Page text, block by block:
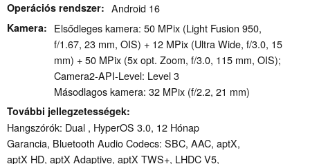
Operációs rendszer Android 16
Kamera
Elsődleges kamera: 50 MPix (Light Fusion 950,
f/1.67, 23 mm, OIS) + 12 MPix (Ultra Wide, f/3.0, 15
mm) + 50 MPix (5x opt. Zoom, f/3.0, 115 mm, OIS);
Camera2-API-Level: Level 3
Másodlagos kamera: 32 MPix (f/2.2, 21 mm)
További jellegzetességek
Hangszórók: Dual , HyperOS 3.0, 12 Hónap
Garancia, Bluetooth Audio Codecs: SBC, AAC, aptX,
aptX HD, aptX Adaptive, aptX TWS+, LHDC V5,